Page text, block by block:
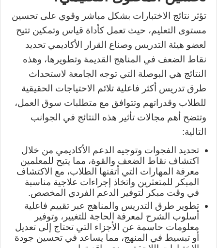
تؤثر نتائج الاختبارات بشكل مباشر وقوي على تحسين
مستوى التعليم، حيث تعمل كأداة قياس وتمكين تتيح
لعضو هيئة التدريس وصناع القرار الأكاديمي تحديد
نقاط الضعف في المناهج القديمة وتطويرها، وهذه
النتائج هي البوصلة التي توجه الجامعة لاستحداث
طرق تدريس أكثر فاعلية تلائم الاحتياجات الحقيقية
للطلاب وقدراتهم وتتوافق مع متطلبات سوق العمل،
وتتضح أهم مجالات تأثير هذه النتائج في الجوانب
التالية:
تحديد الفجوات وتوجيه الدعم الأكاديمي من خلال
اكتشاف نقاط الضعف والقوة، مما يتيح للمعلمين
معرفة المهارات التي أتقنها الطلاب، مع الاكتشاف
المبكر للمتعثرين واتخاذ إجراءات علاجية مناسبة
في وقت مبكر لتوفير الدعم الفردي المخصص.
تطوير طرق التدريس والمناهج عبر تقييم فاعلية
أسلوب الشرح لمعرفة الحاجة للتغيير، وتوفير
معلومات حاسمة عن الأجزاء التي تحتاج إلى تعديل
أو تبسيط في المنهج، مما يساعد في تحسين جودة